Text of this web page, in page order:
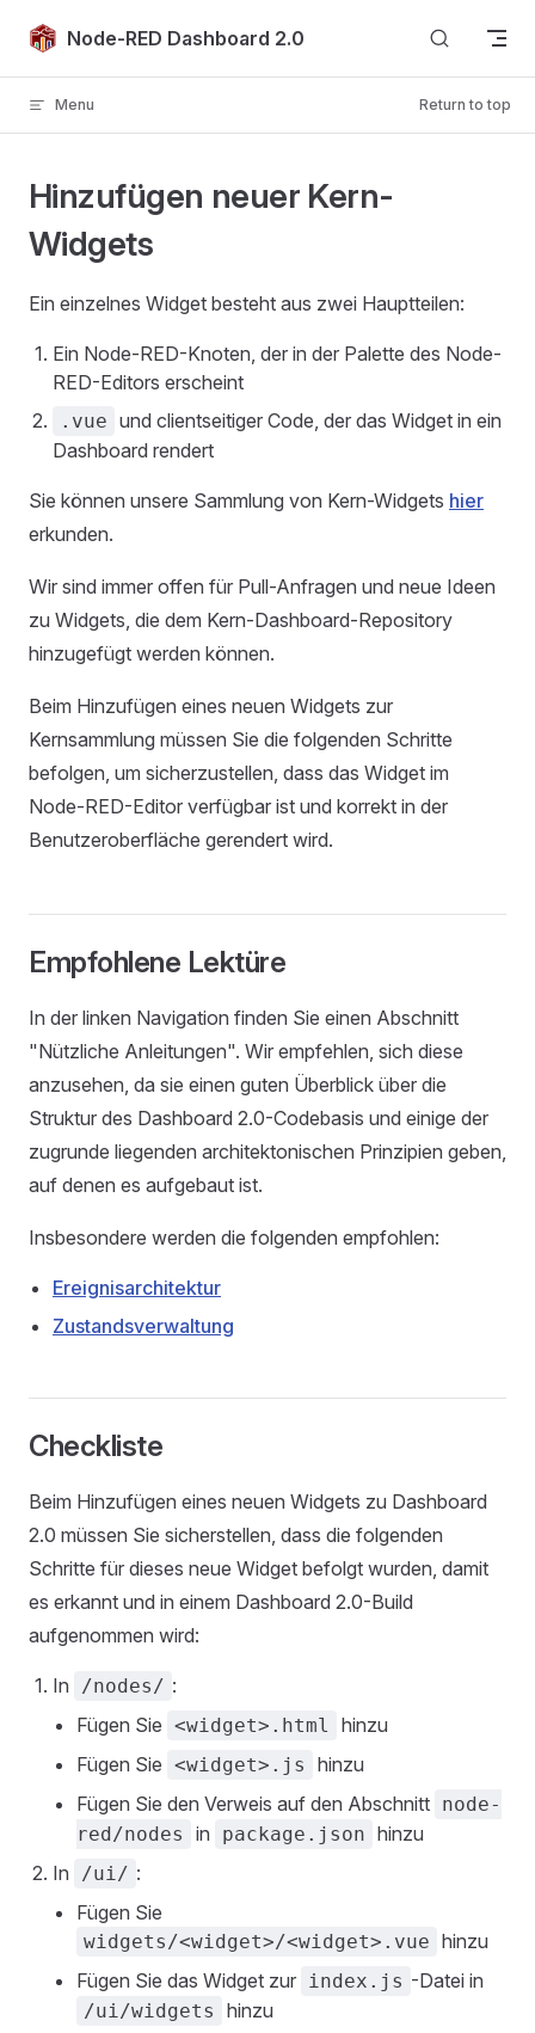
Skip to content
Node-RED Dashboard 2.0
Menu Return to top
Hinzufügen neuer Kern-
Widgets
Ein einzelnes Widget besteht aus zwei Hauptteilen:
Ein Node-RED-Knoten, der in der Palette des Node-
RED-Editors erscheint
.vue und clientseitiger Code, der das Widget in ein
Dashboard rendert
Sie können unsere Sammlung von Kern-Widgets hier
erkunden.
Wir sind immer offen für Pull-Anfragen und neue Ideen
zu Widgets, die dem Kern-Dashboard-Repository
hinzugefügt werden können.
Beim Hinzufügen eines neuen Widgets zur
Kernsammlung müssen Sie die folgenden Schritte
befolgen, um sicherzustellen, dass das Widget im
Node-RED-Editor verfügbar ist und korrekt in der
Benutzeroberfläche gerendert wird.
Empfohlene Lektüre
In der linken Navigation finden Sie einen Abschnitt
"Nützliche Anleitungen". Wir empfehlen, sich diese
anzusehen, da sie einen guten Überblick über die
Struktur des Dashboard 2.0-Codebasis und einige der
zugrunde liegenden architektonischen Prinzipien geben,
auf denen es aufgebaut ist.
Insbesondere werden die folgenden empfohlen:
Ereignisarchitektur
Zustandsverwaltung
Checkliste
Beim Hinzufügen eines neuen Widgets zu Dashboard
2.0 müssen Sie sicherstellen, dass die folgenden
Schritte für dieses neue Widget befolgt wurden, damit
es erkannt und in einem Dashboard 2.0-Build
aufgenommen wird:
In /nodes/ :
Fügen Sie <widget>.html
hinzu
Fügen Sie <widget>.js
hinzu
Fügen Sie den Verweis auf den Abschnitt node-
red/nodes
in package.json hinzu
In
/ui/ :
Fügen Sie
widgets/<widget>/<widget>.vue hinzu
Fügen Sie das Widget zur index.js -Datei in
/ui/widgets hinzu